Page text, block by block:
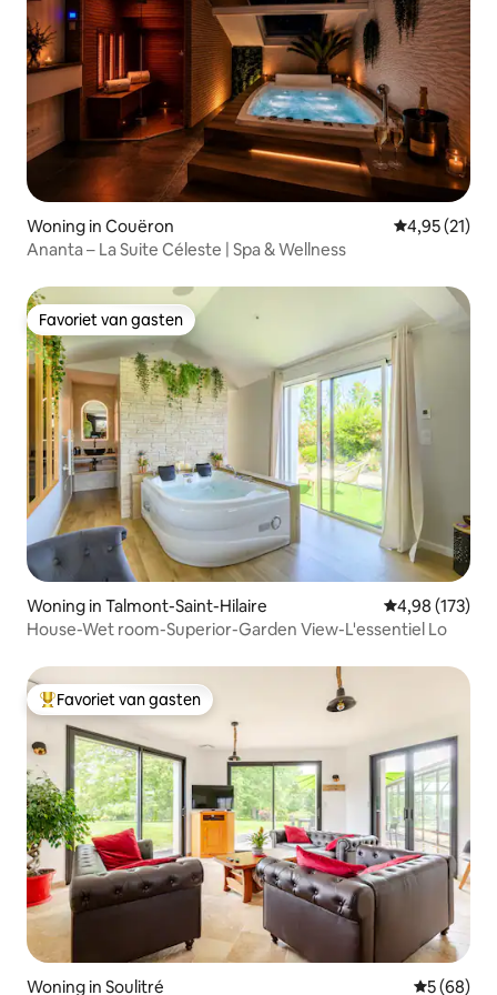
Woning in Couëron Gemiddelde
4,95 (21)
Ananta – La Suite Céleste | Spa & Wellness
Favoriet van gasten
Favoriet van gasten
Woning in Talmont-Saint-Hilaire Gemiddelde
4,98 (173)
House-Wet room-Superior-Garden View-L'essentiel Lo
Topfavoriet van gasten
Favoriet van gasten
Woning in Soulitré
5 (68)